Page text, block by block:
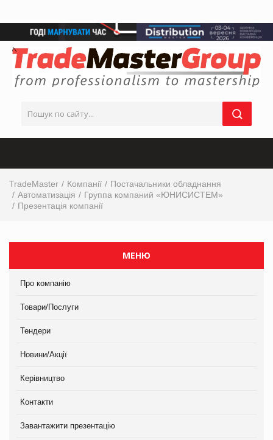
TradeMaster Компанії
Постачальники обладнання
Автоматизація
Группа компаний «ЮНИСИСТЕМ»
Презентація компанії
МЕНЮ
Про компанію
Товари/Послуги
Тендери
Новини/Акції
Керівництво
Контакти
Завантажити презентацію